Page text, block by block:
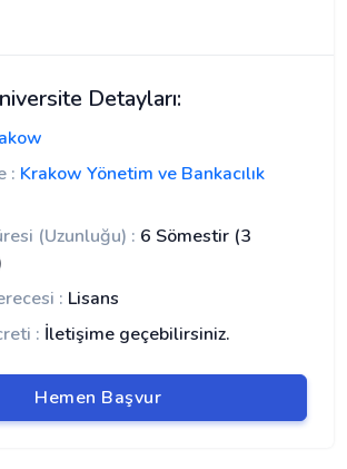
Detayları:
: Krakow Yönetim ve Bankacılık
(Uzunluğu) : 6 Sömestir (3
: Lisans
: İletişime geçebilirsiniz.
Hemen Başvur